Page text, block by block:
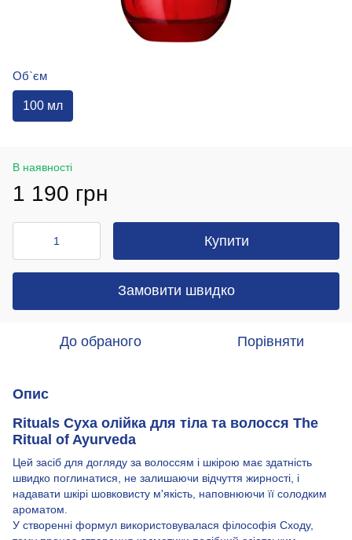
Об`єм
100 мл
В наявності
1 190 грн
Купити
Замовити швидко
До обраного Порівняти
Опис
Rituals Суха олійка для тіла та волосся The
Ritual of Ayurveda
Цей засіб для догляду за волоссям і шкірою має здатність
швидко поглинатися, не залишаючи відчуття жирності, і
надавати шкірі шовковисту м'якість, наповнюючи її солодким
ароматом.
У створенні формул використовувалася філософія Сходу,